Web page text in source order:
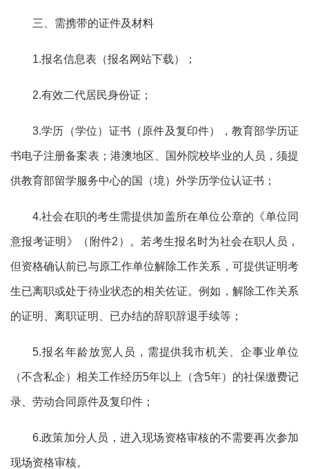
三、需携带的证件及材料
1.报名信息表（报名网站下载）；
2.有效二代居民身份证；
3.学历（学位）证书（原件及复印件），教育部学历证
书电子注册备案表；港澳地区、国外院校毕业的人员，须提
供教育部留学服务中心的国（境）外学历学位认证书；
4.社会在职的考生需提供加盖所在单位公章的《单位同
意报考证明》（附件2 ）。若考生报名时为社会在职 人员，
但资格确认前已与原工作单位解除工作关系，可提供证明考
生已离职或处于待业状态的相关佐证。例如，解除工作关系
的证明、离职证明、已办结的辞职辞退手续等；
5.报名年龄放宽人员， 需提供我市机关、企事业单位
（不含私企）相关工作经历5年以上（含5年）的社保缴费记
录、劳动合同原件及复印件；
6.政策加分人员，进入现场资格审核的不需要再次参加
现场资格审核。